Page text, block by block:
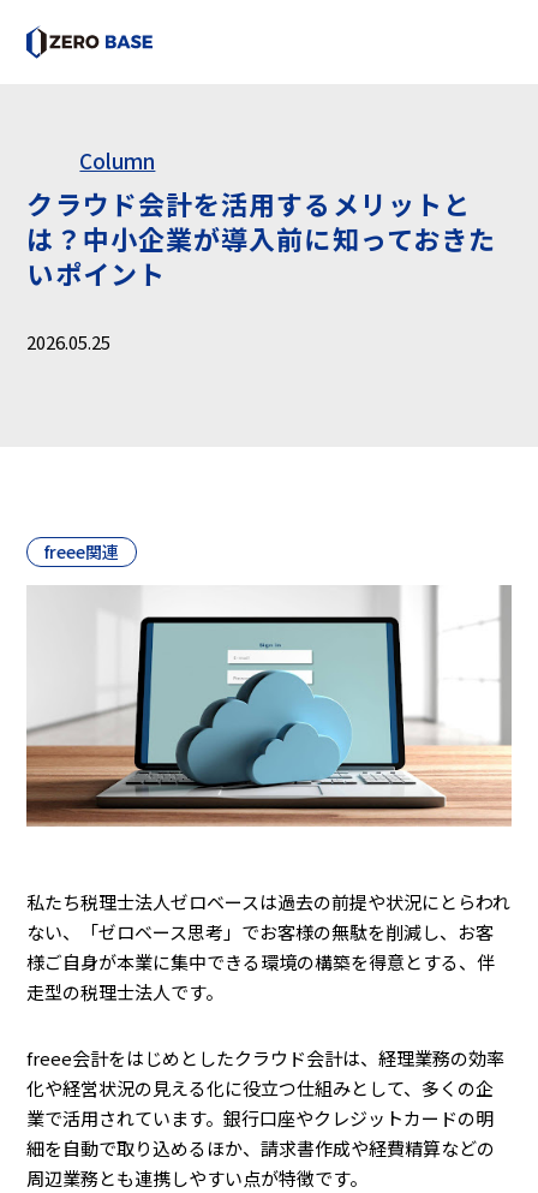
Column
クラウド会計を活用するメリットと
は？中小企業が導入前に知っておきた
いポイント
2026.05.25
freee関連
私たち税理士法人ゼロベースは過去の前提や状況にとらわれ
ない、「ゼロベース思考」でお客様の無駄を削減し、お客
様ご自身が本業に集中できる環境の構築を得意とする、伴
走型の税理士法人です。
freee会計をはじめとしたクラウド会計は、経理業務の効率
化や経営状況の見える化に役立つ仕組みとして、多くの企
業で活用されています。銀行口座やクレジットカードの明
細を自動で取り込めるほか、請求書作成や経費精算などの
周辺業務とも連携しやすい点が特徴です。